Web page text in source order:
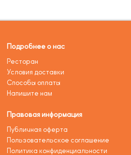
Подробнее о нас
Ресторан
Условия доставки
Способы оплаты
Напишите нам
Правовая информация
Публичная оферта
Пользовательское соглашение
Политика конфиденциальности